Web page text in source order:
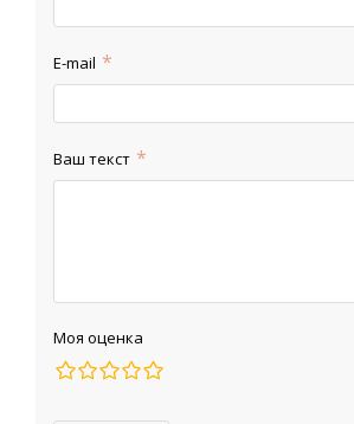
E-mail
Ваш текст
Моя оценка